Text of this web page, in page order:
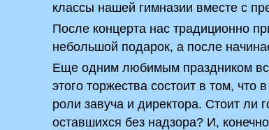
классы нашей гимназии вместе с
После концерта нас традиционно
небольшой подарок, а после
Еще одним любимым праздником
этого торжества состоит в том,
роли завуча и директора. Стоит ли
оставшихся без надзора? И,